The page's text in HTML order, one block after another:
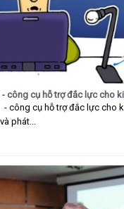
công cụ hỗ trợ đắc lực cho
công cụ hỗ trợ đắc lực cho
phát...